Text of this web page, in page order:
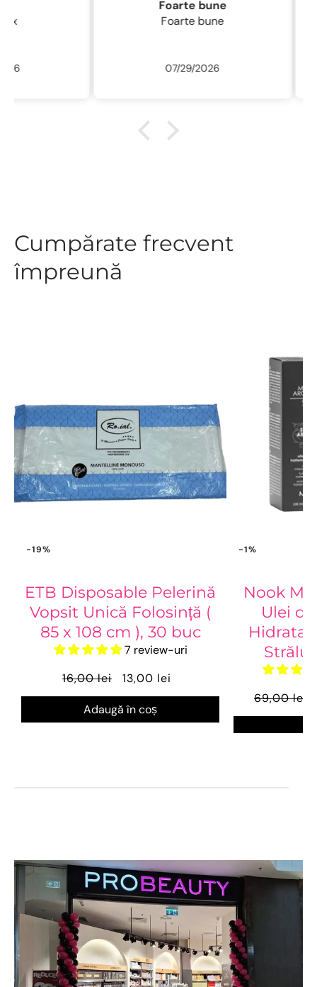
Foarte bune
Foarte bune
07/29/2026
Cumpărate frecvent
împreună
-19%
ETB Disposable Pelerină
Vopsit Unică Folosință (
85 x 108 cm ), 30 buc
7 review-uri
16,00 lei
13,00 lei
Adaugă în coș
-1%
Nook
Ulei
69,00 lei